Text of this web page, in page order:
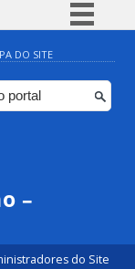
BR
DO SITE
–
do Site